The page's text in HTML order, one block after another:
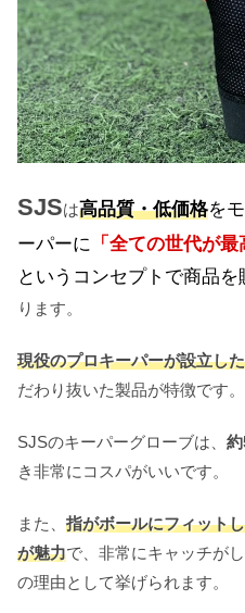
SJSは高品質・低価格を
ーパーに
「全ての世代が
というコンセプトで商品
ります。
現役のプロキーパーが設立し
だわり抜いた製品が特徴です。
SJSのキーパーグローブは、
き非常にコスパがいいです。
また、 指がボールにフィット
が魅力で、非常にキャッチが
の理由として挙げられます。